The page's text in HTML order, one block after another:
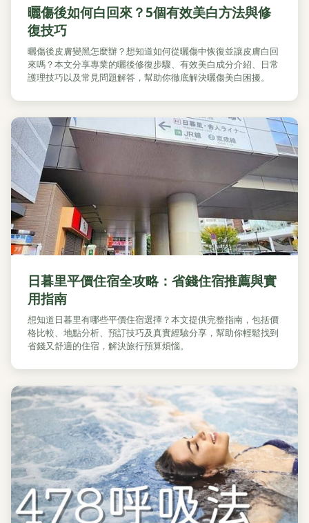
曬傷後如何白回來？5個有效美白方法與修
復技巧
曬傷後皮膚變黑怎麼辦？想知道如何從曬傷中恢復並讓皮膚白回
來嗎？本文分享專業的曬後修復步驟、有效美白成分介紹、日常
護理技巧以及常見問題解答，幫助你徹底解決曬傷美白困擾。
日暮里平價住宿全攻略：省錢住宿推薦與實
用指南
想知道日暮里有哪些平價住宿選擇？本文提供完整指南，包括價
格比較、地點分析、預訂技巧及真實經驗分享，幫助你輕鬆找到
省錢又舒適的住宿，解決旅行預算煩惱。